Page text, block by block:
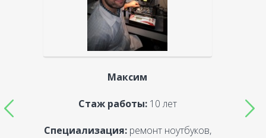
Максим
Стаж работы:10 лет
Специализация:ремонт ноутбуков,